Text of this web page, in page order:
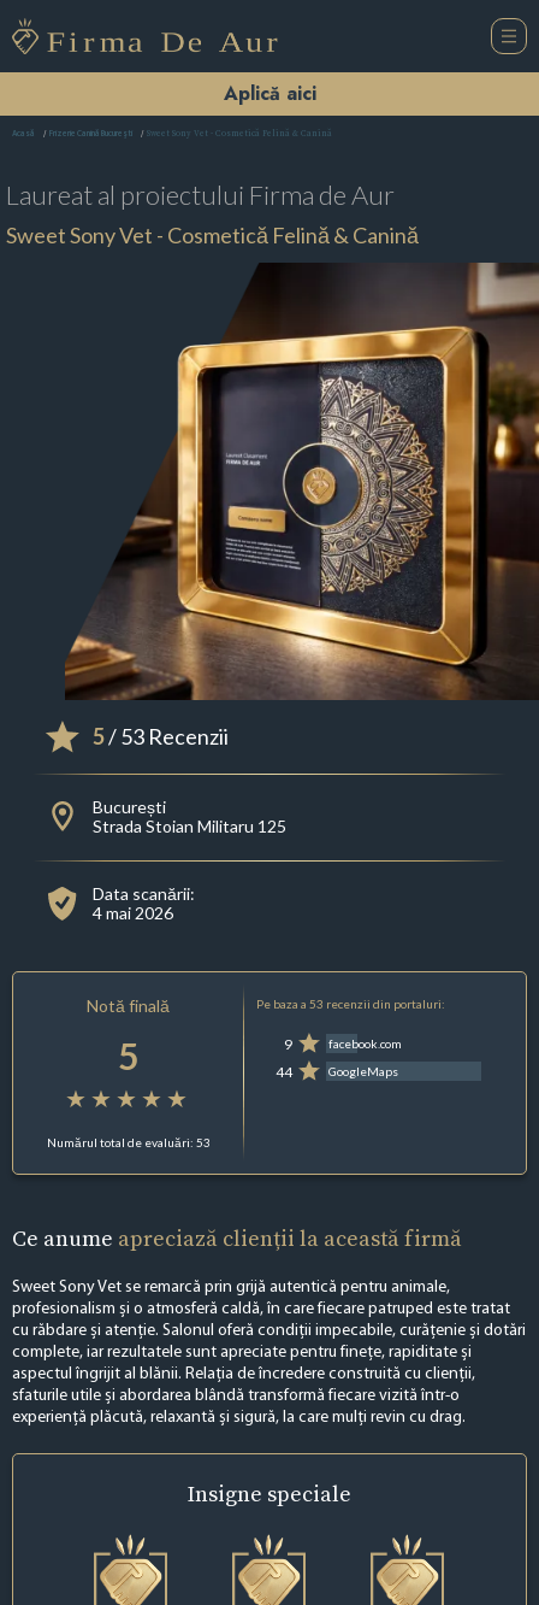
Aplică aici
Acasă Frizerie Canină Bucureşti Sweet Sony Vet - Cosmetică Felină & Canină
Laureat al proiectului Firma de Aur
Sweet Sony Vet - Cosmetică Felină & Canină
5/ 53 Recenzii
București
Strada Stoian Militaru 125
Data scanării:
4 mai 2026
Notă finală
5
Numărul total de evaluări: 53
Pe baza a 53 recenzii din portaluri:
9 facebook.com
44 GoogleMaps
Ce anume apreciază clienții la această firmă
Sweet Sony Vet se remarcă prin grijă autentică pentru animale,
profesionalism și o atmosferă caldă, în care fiecare patruped este tratat
cu răbdare și atenție. Salonul oferă condiții impecabile, curățenie și dotări
complete, iar rezultatele sunt apreciate pentru finețe, rapiditate și
aspectul îngrijit al blănii. Relația de încredere construită cu clienții,
sfaturile utile și abordarea blândă transformă fiecare vizită într-o
experiență plăcută, relaxantă și sigură, la care mulți revin cu drag.
Insigne speciale